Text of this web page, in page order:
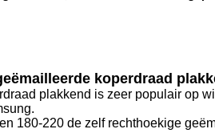
koperdraad
plakkend is zeer populair op
180-220 de zelf rechthoekige